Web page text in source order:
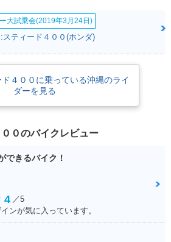
大試乗会(2019年3月24日)
スティード４００(ホンダ)
４００に乗っている沖縄のライ
ダーを見る
０のバイクレビュー
できるバイク！
4 ／5
ンが気に入っています。